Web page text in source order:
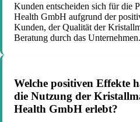
Kunden entscheiden sich für
Health GmbH aufgrund der
Kunden, der Qualität der
Beratung durch das Unternehmen.
Welche positiven Effekte
die Nutzung der
Health GmbH erlebt?